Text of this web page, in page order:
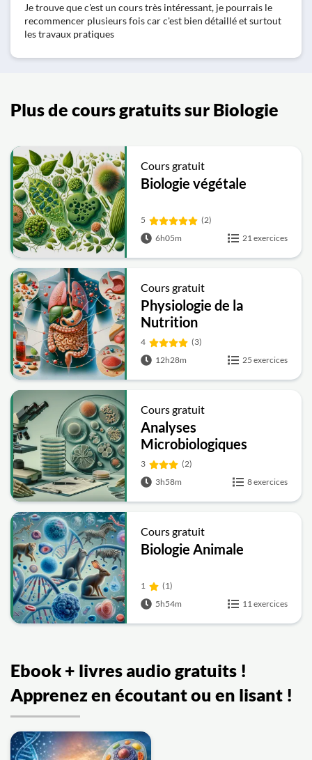
Je trouve que c'est un cours très intéressant, je pourrais le
recommencer plusieurs fois car c'est bien détaillé et surtout
les travaux pratiques
Plus de cours gratuits sur Biologie
Cours gratuit
Biologie végétale
5
(2)
6h05m
21 exercices
Cours gratuit
Physiologie de la
Nutrition
4
(3)
12h28m
25 exercices
Cours gratuit
Analyses
Microbiologiques
3
(2)
3h58m
8 exercices
Cours gratuit
Biologie Animale
1
(1)
5h54m
11 exercices
Ebook + livres audio gratuits !
Apprenez en écoutant ou en lisant !